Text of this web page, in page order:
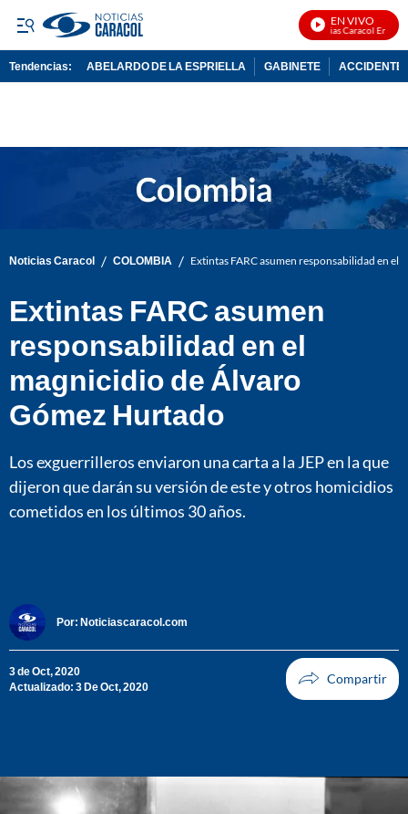
EN VIVO
Noticias Caracol En Vivo
Tendencias: ABELARDO DE LA ESPRIELLA GABINETE ACCIDENTE
Noticias Caracol / COLOMBIA / Extintas FARC asumen responsabilidad en
Extintas FARC asumen
responsabilidad en el
magnicidio de Álvaro
Gómez Hurtado
Los exguerrilleros enviaron una carta a la JEP en la que
dijeron que darán su versión de este y otros homicidios
cometidos en los últimos 30 años.
Por: Noticiascaracol.com
3 de Oct, 2020
Actualizado: 3 De Oct, 2020